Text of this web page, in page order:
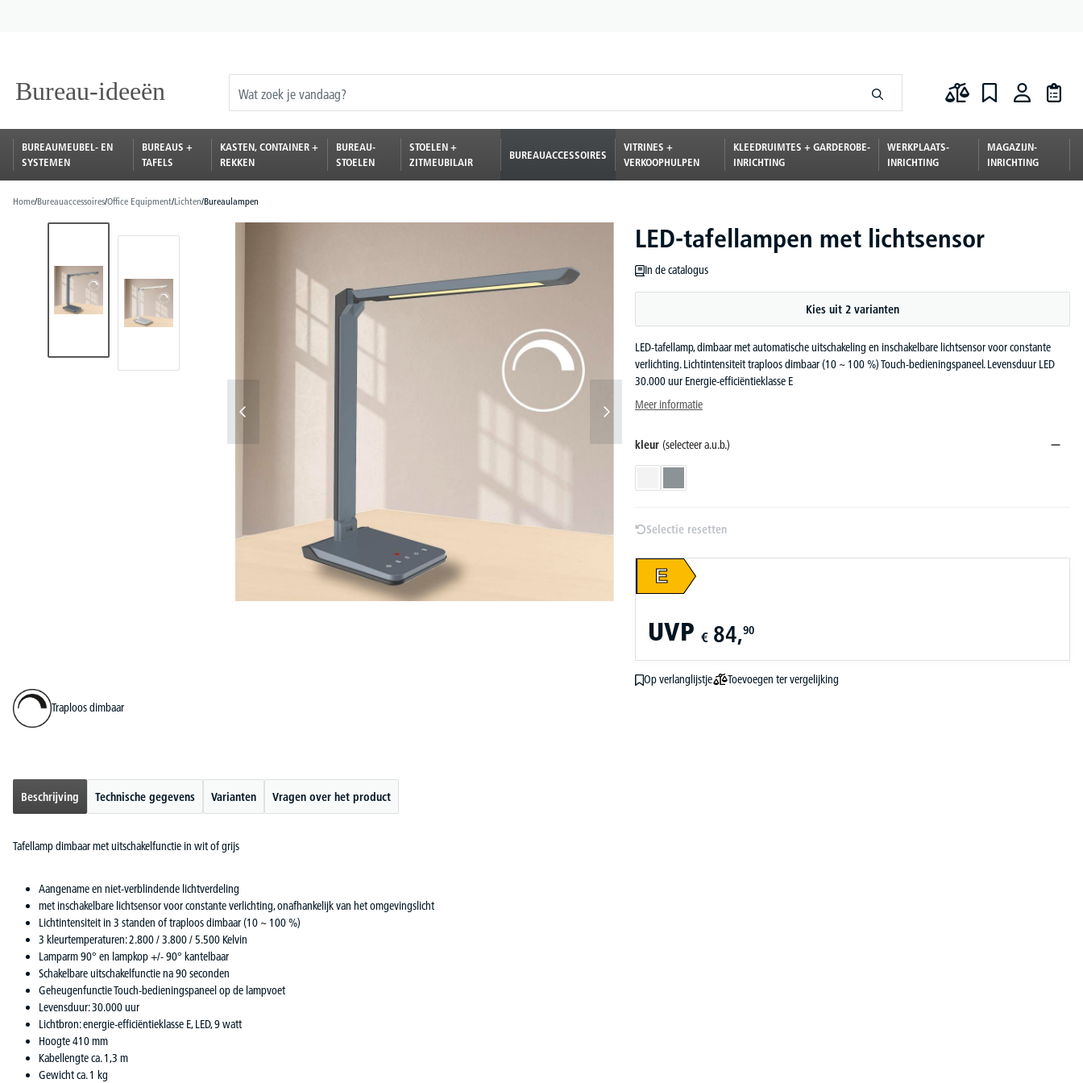
BUREAUMEUBEL- EN
SYSTEMEN
BUREAUS +
TAFELS
KASTEN, CONTAINER +
REKKEN
BUREAU-
STOELEN
STOELEN +
ZITMEUBILAIR
BUREAUACCESSOIRES
VITRINES +
VERKOOPHULPEN
KLEEDRUIMTES + GARDEROBE-
INRICHTING
WERKPLAATS-
INRICHTING
MAGAZIJN-
INRICHTING
Home/Bureauaccessoires/Office Equipment/Lichten/Bureaulampen
LED-tafellampen met lichtsensor
In de catalogus
Kies uit 2 varianten
LED-tafellamp, dimbaar met automatische uitschakeling en inschakelbare lichtsensor voor constante
verlichting. Lichtintensiteit traploos dimbaar (10 ~ 100 %) Touch-bedieningspaneel. Levensduur LED
30.000 uur Energie-efficiëntieklasse E
Meer informatie
kleur (selecteer a.u.b.)
Selectie resetten
E
UVP € 84,90
Op verlanglijstje
Toevoegen ter vergelijking
Traploos dimbaar
Beschrijving Technische gegevens Varianten Vragen over het product
Tafellamp dimbaar met uitschakelfunctie in wit of grijs
Aangename en niet-verblindende lichtverdeling
met inschakelbare lichtsensor voor constante verlichting, onafhankelijk van het omgevingslicht
Lichtintensiteit in 3 standen of traploos dimbaar (10 ~ 100 %)
3 kleurtemperaturen: 2.800 / 3.800 / 5.500 Kelvin
Lamparm 90° en lampkop +/- 90° kantelbaar
Schakelbare uitschakelfunctie na 90 seconden
Geheugenfunctie Touch-bedieningspaneel op de lampvoet
Levensduur: 30.000 uur
Lichtbron: energie-efficiëntieklasse E, LED, 9 watt
Hoogte 410 mm
Kabellengte ca. 1,3 m
Gewicht ca. 1 kg